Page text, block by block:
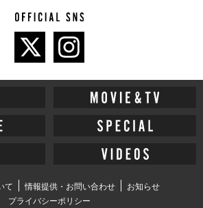
て 情報提供・お問い合わせ
お知らせ
プライバシーポリシー